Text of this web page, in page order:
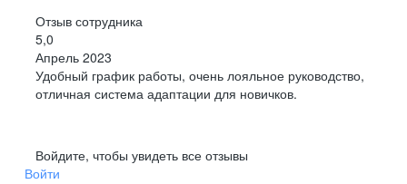
Отзыв сотрудника
5,0
Апрель 2023
Удобный график работы, очень лояльное руководство,
отличная система адаптации для новичков.
Войдите, чтобы увидеть все отзывы
Войти